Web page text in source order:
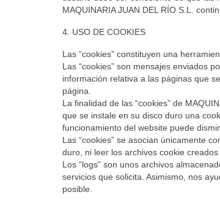
MAQUINARIA JUAN DEL RÍO S.L.
4. USO DE COOKIES
Las “cookies” constituyen una
Las “cookies” son mensajes enviados
información relativa a las páginas que
página.
La finalidad de las “cookies” de
que se instale en su disco duro una
funcionamiento del website puede
Las “cookies” se asocian únicamente
duro, ni leer los archivos cookie
Los “logs” son unos archivos
servicios que solicita. Asimismo, nos
posible.